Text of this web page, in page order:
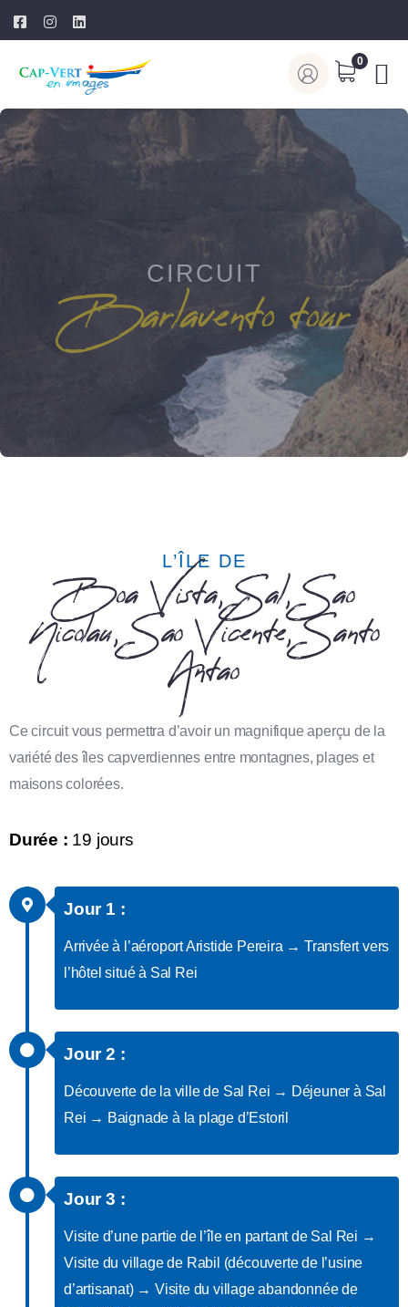
0
CIRCUIT
Barlavento tour
L’ÎLE DE
Boa Vista, Sal, Sao
Nicolau, Sao Vicente, Santo
Antao
Ce circuit vous permettra d’avoir un magnifique aperçu de la
variété des îles capverdiennes entre montagnes, plages et
maisons colorées.
Durée : 19 jours
Jour 1 :
Arrivée à l’aéroport Aristide Pereira → Transfert vers
l’hôtel situé à Sal Rei
Jour 2 :
Découverte de la ville de Sal Rei → Déjeuner à Sal
Rei → Baignade à la plage d’Estoril
Jour 3 :
Visite d’une partie de l’île en partant de Sal Rei →
Visite du village de Rabil (découverte de l’usine
d’artisanat) → Visite du village abandonnée de